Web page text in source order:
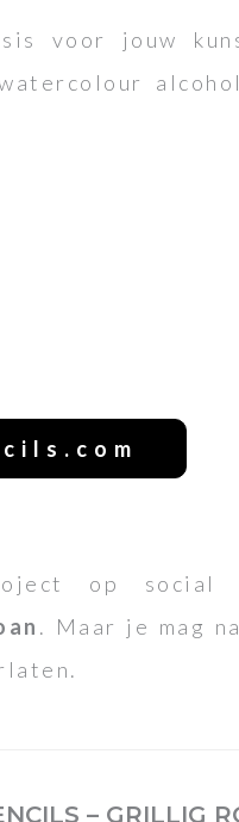
voor jouw
op social
. Maar je mag
– GRILLIG